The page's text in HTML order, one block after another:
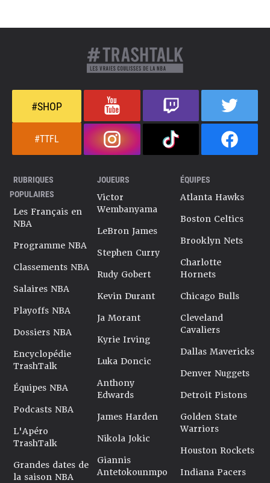
#SHOP
#TTFL
RUBRIQUES
POPULAIRES
Les Français en
NBA
Programme NBA
Classements NBA
Salaires NBA
Playoffs NBA
Dossiers NBA
Encyclopédie
TrashTalk
Équipes NBA
Podcasts NBA
L'Apéro
TrashTalk
Grandes dates de
la saison NBA
JOUEURS
Victor
Wembanyama
LeBron James
Stephen Curry
Rudy Gobert
Kevin Durant
Ja Morant
Kyrie Irving
Luka Doncic
Anthony
Edwards
James Harden
Nikola Jokic
Giannis
Antetokounmpo
ÉQUIPES
Atlanta Hawks
Boston Celtics
Brooklyn Nets
Charlotte
Hornets
Chicago Bulls
Cleveland
Cavaliers
Dallas Mavericks
Denver Nuggets
Detroit Pistons
Golden State
Warriors
Houston Rockets
Indiana Pacers